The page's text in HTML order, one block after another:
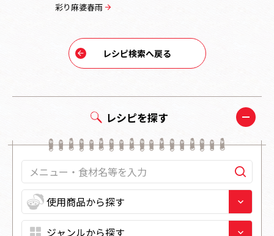
レシピを探す
彩り麻婆春雨
レシピ検索へ戻る